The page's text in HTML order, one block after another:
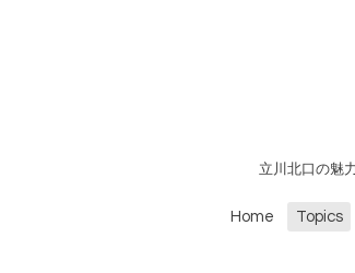
立川北口の魅
Home Topics